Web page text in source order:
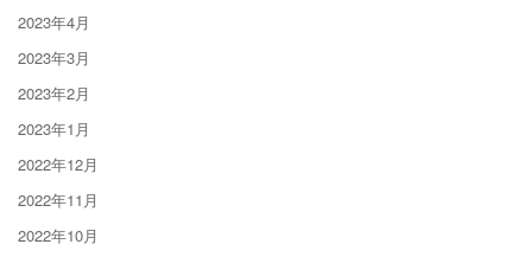
2023年4月
2023年3月
2023年2月
2023年1月
2022年12月
2022年11月
2022年10月